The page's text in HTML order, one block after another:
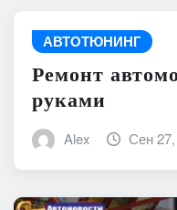
АВТОТЮНИНГ
Ремонт
руками
Alex Сен